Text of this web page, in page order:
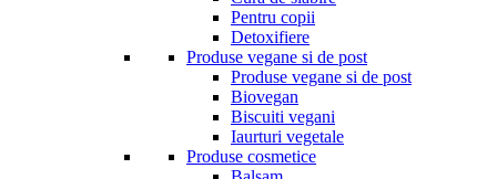
Pentru copii
Detoxifiere
Produse vegane si de post
Produse vegane si de post
Biovegan
Biscuiti vegani
Iaurturi vegetale
Produse cosmetice